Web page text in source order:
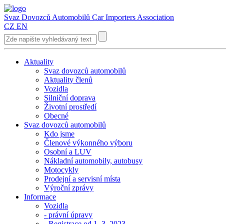
Svaz Dovozců Automobilů Car Importers Association
CZ EN
Aktuality
Svaz dovozců automobilů
Aktuality členů
Vozidla
Silniční doprava
Životní prostředí
Obecné
Svaz dovozců automobilů
Kdo jsme
Členové výkonného výboru
Osobní a LUV
Nákladní automobily, autobusy
Motocykly
Prodejní a servisní místa
Výroční zprávy
Informace
Vozidla
- právní úpravy